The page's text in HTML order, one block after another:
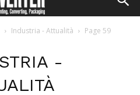
Industria - Attualità Page 59
-